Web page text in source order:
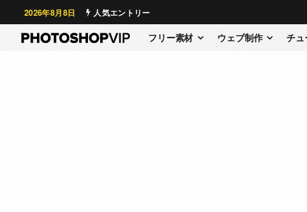
2026年8月8日 人気エントリー
フリー素材 ウェブ制作 チ